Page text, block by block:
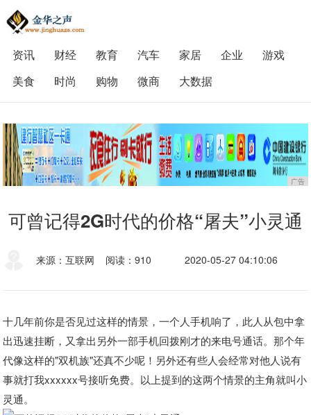
资讯 财经 教育 汽车 家居 企业
游戏
美食
时尚 购物 微商 大数据
广告
可曾记得2G时代的价格“屠夫”小灵通
来源：互联网 阅读：910 2020-05-27 04:10:06
十几年前你是否见过这样的情景，一个人手机响了，此人从包中拿
出迅速挂断，又拿出另外一部手机回拨刚才的来电号通话。那个年
代像这样的"双机族"还真不少呢！另外还有些人会经常对他人说有
事就打我xxxxxx号接听免费。以上提到的这两个情景的主角就叫小
灵通。